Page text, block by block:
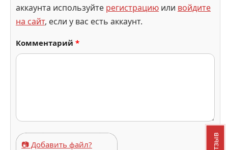
аккаунта используйте регистрацию или войдите
на сайт, если у вас есть аккаунт.
Комментарий *
📷 Добавить файл?